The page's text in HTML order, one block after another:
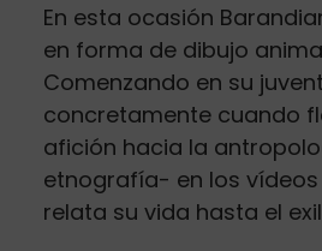
En esta ocasión
en forma de dibujo
Comenzando en su
concretamente cuando
afición hacia la
etnografía- en los
relata su vida hasta el